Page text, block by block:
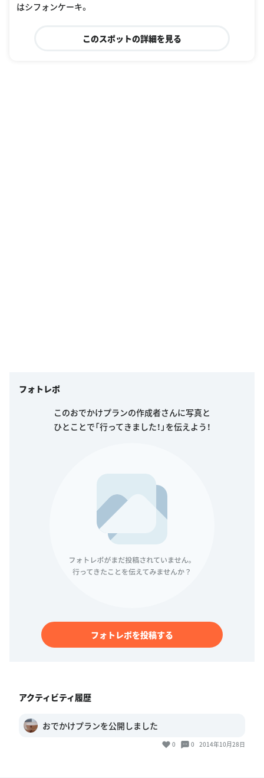
はシフォンケーキ。
このスポットの詳細を見る
フォトレポ
このおでかけプランの作成者さんに写真と
ひとことで「行ってきました！」を伝えよう！
フォトレポを投稿する
アクティビティ履歴
おでかけプランを公開しました
0 0 2014年10月28日